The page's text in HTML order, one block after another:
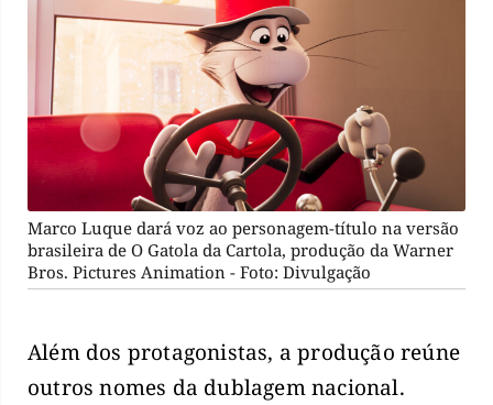
Marco Luque dará voz ao personagem-título na versão
brasileira de O Gatola da Cartola, produção da Warner
Bros. Pictures Animation - Foto: Divulgação
Além dos protagonistas, a produção reúne
outros nomes da dublagem nacional.